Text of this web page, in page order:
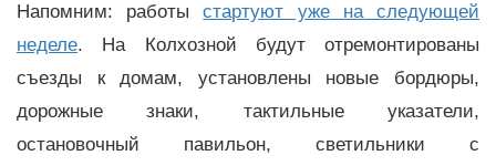
Напомним: работыстартуют уже на следующей
неделе. На Колхозной будут отремонтированы
съезды к домам, установлены новые бордюры,
дорожные знаки, тактильные указатели,
остановочный павильон, светильники с